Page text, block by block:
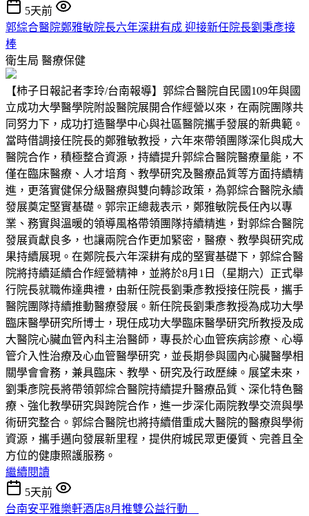
5天前
郭綜合醫院鄭雅敏院長六年深耕有成 迎接新任院長劉秉彥接
棒
衛生局 醫療保健
【柿子日報記者李玲/台南報導】郭綜合醫院自民國109年與國
立成功大學醫學院附設醫院展開合作經營以來，在兩院團隊共
同努力下，成功打造醫學中心與社區醫院攜手發展的新典範。
當時借調接任院長的鄭雅敏教授，六年來帶領團隊深化與成大
醫院合作，積極整合資源，持續提升郭綜合醫院醫療量能，不
僅在臨床醫療、人才培育、教學研究及醫療品質等方面持續精
進，更落實健保分級醫療與雙向轉診政策，為郭綜合醫院永續
發展奠定堅實基礎。郭宗正總裁表示，鄭雅敏院長任內以專
業、務實與溫暖的領導風格帶領團隊持續精進，對郭綜合醫院
發展貢獻良多，也讓兩院合作更加緊密，醫療、教學與研究成
果持續展現。在鄭院長六年深耕有成的堅實基礎下，郭綜合醫
院將持續延續合作經營精神，並將於8月1日（星期六）正式舉
行院長就職佈達典禮，由新任院長劉秉彥教授接任院長，攜手
醫院團隊持續推動醫療發展。新任院長劉秉彥教授為成功大學
臨床醫學研究所博士，現任成功大學臨床醫學研究所教授及成
大醫院心臟血管內科主治醫師，專長於心血管疾病診療、心導
管介入性治療及心血管醫學研究，並長期參與國內心臟醫學相
關學會會務，兼具臨床、教學、研究及行政歷練。展望未來，
劉秉彥院長將帶領郭綜合醫院持續提升醫療品質、深化特色醫
療、強化教學研究與跨院合作，進一步深化兩院教學交流與學
術研究整合。郭綜合醫院也將持續借重成大醫院的醫療與學術
資源，攜手邁向發展新里程，提供府城民眾更優質、完善且全
方位的健康照護服務。
繼續閱讀
5天前
台南安平雅樂軒酒店8月推雙公益行動